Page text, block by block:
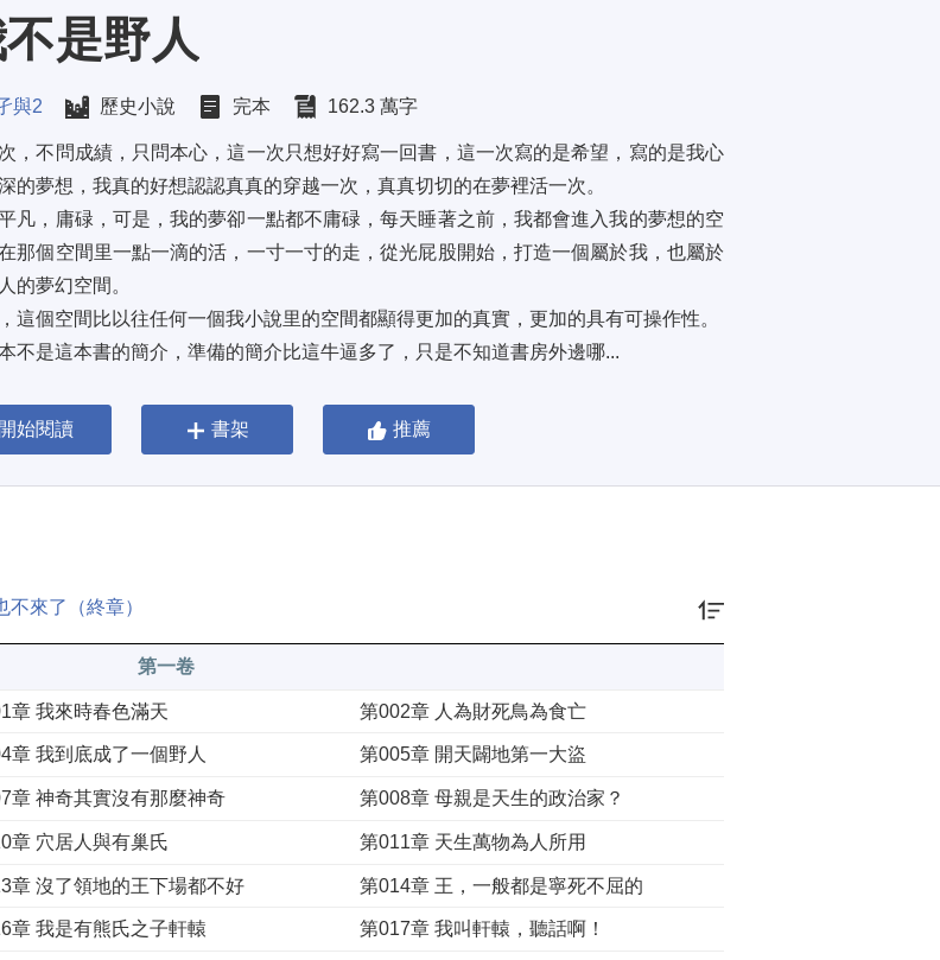
是野人
與2 歷史小說 完本 162.3 萬字
，不問成績，只問本心，這一次只想好好寫一回書，這一次寫的是希望，寫的是我心
的夢想，我真的好想認認真真的穿越一次，真真切切的在夢裡活一次。
凡，庸碌，可是，我的夢卻一點都不庸碌，每天睡著之前，我都會進入我的夢想的空
那個空間里一點一滴的活，一寸一寸的走，從光屁股開始，打造一個屬於我，也屬於
的夢幻空間。
這個空間比以往任何一個我小說里的空間都顯得更加的真實，更加的具有可操作性。
不是這本書的簡介，準備的簡介比這牛逼多了，只是不知道書房外邊哪...
開始閱讀 書架 推薦
來了（終章）
第一卷
章 我來時春色滿天 第002章 人為財死鳥為食亡
章 我到底成了一個野人 第005章 開天闢地第一大盜
章 神奇其實沒有那麼神奇 第008章 母親是天生的政治家？
章 穴居人與有巢氏 第011章 天生萬物為人所用
章 沒了領地的王下場都不好 第014章 王，一般都是寧死不屈的
章 我是有熊氏之子軒轅 第017章 我叫軒轅，聽話啊！